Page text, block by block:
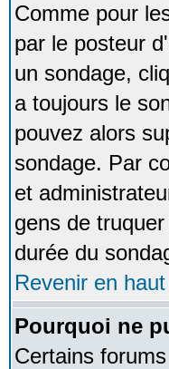
Comme pour
par le posteur
un sondage,
a toujours le
pouvez alors
sondage. Par
et
gens de
durée du
Revenir en
Pourquoi ne
Certains